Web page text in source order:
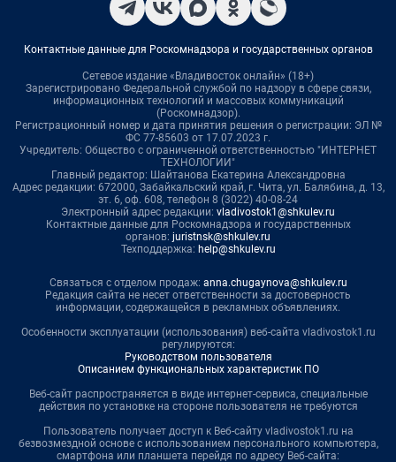
Контактные данные для Роскомнадзора и государственных органов
Сетевое издание «Владивосток онлайн» (18+)
Зарегистрировано Федеральной службой по надзору в сфере связи,
информационных технологий и массовых коммуникаций
(Роскомнадзор).
Регистрационный номер и дата принятия решения о регистрации: ЭЛ №
ФС 77-85603 от 17.07.2023 г.
Учредитель: Общество с ограниченной ответственностью "ИНТЕРНЕТ
ТЕХНОЛОГИИ"
Главный редактор: Шайтанова Екатерина Александровна
Адрес редакции: 672000, Забайкальский край, г. Чита, ул. Балябина, д. 13,
эт. 6, оф. 608, телефон 8 (3022) 40-08-24
Электронный адрес редакции: vladivostok1@shkulev.ru
Контактные данные для Роскомнадзора и государственных
органов: juristnsk@shkulev.ru
Техподдержка: help@shkulev.ru
Связаться с отделом продаж: anna.chugaynova@shkulev.ru
Редакция сайта не несет ответственности за достоверность
информации, содержащейся в рекламных объявлениях.
Особенности эксплуатации (использования) веб-сайта vladivostok1.ru
регулируются:
Руководством пользователя
Описанием функциональных характеристик ПО
Веб-сайт распространяется в виде интернет-сервиса, специальные
действия по установке на стороне пользователя не требуются
Пользователь получает доступ к Веб-сайту vladivostok1.ru на
безвозмездной основе с использованием персонального компьютера,
смартфона или планшета перейдя по адресу Веб-сайта: